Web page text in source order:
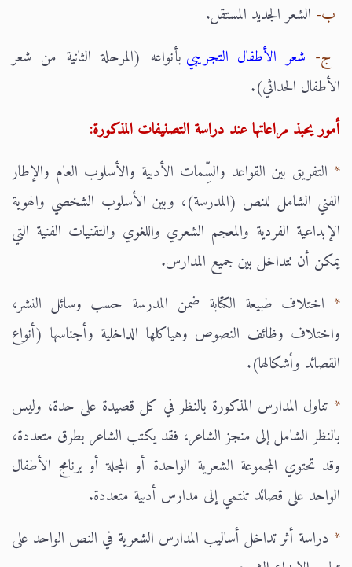
ب- الشعر الجديد المستقل.
ج- شعر الأطفال التجريبي بأنواعه (المرحلة الثانية من شعر
الأطفال الحداثي).
أمور يحبذ مراعاتها عند دراسة التصنيفات المذكورة:
* التفريق بين القواعد والسِّمات الأدبية والأسلوب العام والإطار
الفني الشامل للنص (المدرسة)، وبين الأسلوب الشخصي والهوية
الإبداعية الفردية والمعجم الشعري واللغوي والتقنيات الفنية التي
يمكن أن تتداخل بين جميع المدارس.
* اختلاف طبيعة الكتابة ضمن المدرسة حسب وسائل النشر،
واختلاف وظائف النصوص وهياكلها الداخلية وأجناسها (أنواع
القصائد وأشكالها).
* تناول المدارس المذكورة بالنظر في كل قصيدة على حدة، وليس
بالنظر الشامل إلى منجز الشاعر، فقد يكتب الشاعر بطرق متعددة،
وقد تحتوي المجموعة الشعرية الواحدة أو المجلة أو برنامج الأطفال
الواحد على قصائد تنتمي إلى مدارس أدبية متعددة.
* دراسة أثر تداخل أساليب المدارس الشعرية في النص الواحد على